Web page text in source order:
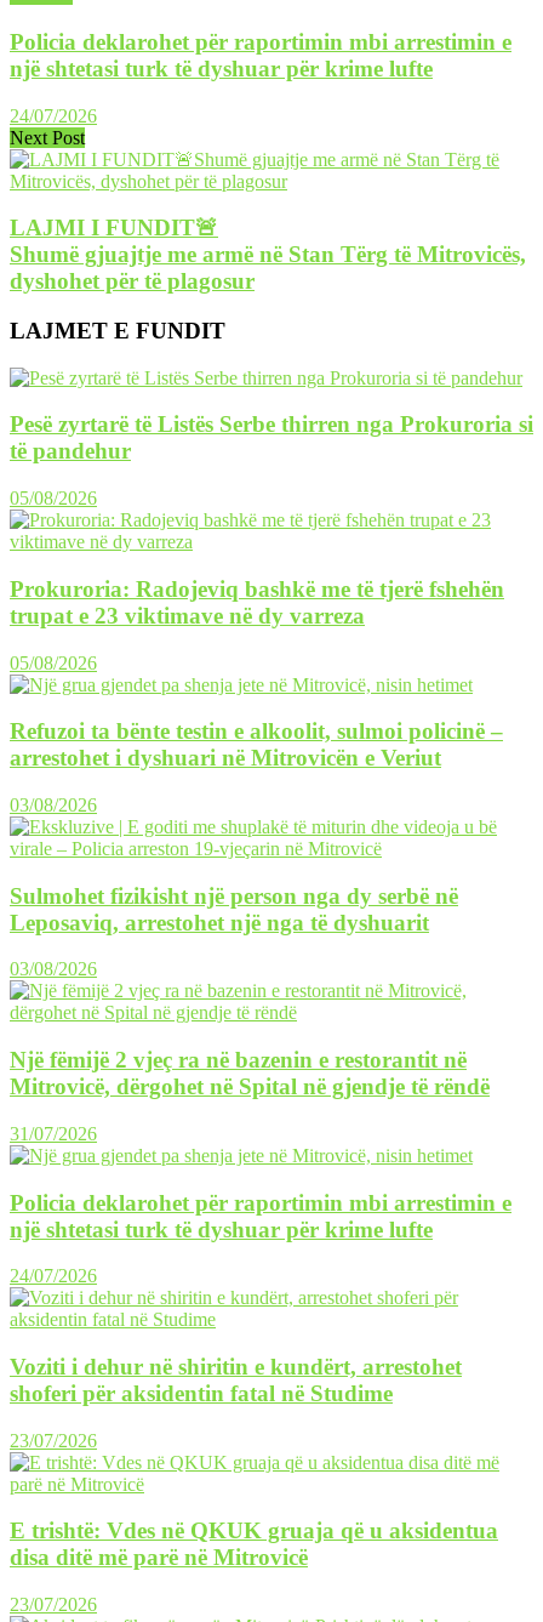
Policia deklarohet për raportimin mbi arrestimin e
një shtetasi turk të dyshuar për krime lufte
24/07/2026
Next Post
LAJMI I FUNDIT🚨
Shumë gjuajtje me armë në Stan Tërg të Mitrovicës,
dyshohet për të plagosur
LAJMET E FUNDIT
Pesë zyrtarë të Listës Serbe thirren nga Prokuroria si
të pandehur
05/08/2026
Prokuroria: Radojeviq bashkë me të tjerë fshehën
trupat e 23 viktimave në dy varreza
05/08/2026
Refuzoi ta bënte testin e alkoolit, sulmoi policinë –
arrestohet i dyshuari në Mitrovicën e Veriut
03/08/2026
Sulmohet fizikisht një person nga dy serbë në
Leposaviq, arrestohet një nga të dyshuarit
03/08/2026
Një fëmijë 2 vjeç ra në bazenin e restorantit në
Mitrovicë, dërgohet në Spital në gjendje të rëndë
31/07/2026
Policia deklarohet për raportimin mbi arrestimin e
një shtetasi turk të dyshuar për krime lufte
24/07/2026
Voziti i dehur në shiritin e kundërt, arrestohet
shoferi për aksidentin fatal në Studime
23/07/2026
E trishtë: Vdes në QKUK gruaja që u aksidentua
disa ditë më parë në Mitrovicë
23/07/2026